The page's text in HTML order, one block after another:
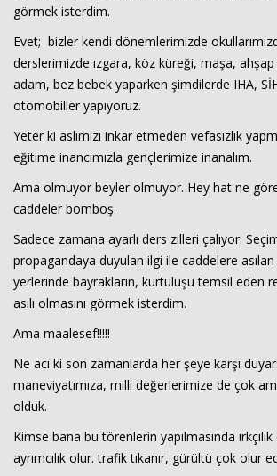
görmek isterdim.
Evet; bizler kendi dönemlerimizde
derslerimizde ızgara, köz küreği, maşa,
adam, bez bebek yaparken şimdilerde IHA,
otomobiller yapıyoruz.
Yeter ki aslımızı inkar etmeden vefasızlık
eğitime inancımızla gençlerimize inanalım.
Ama olmuyor beyler olmuyor. Hey hat ne
caddeler bomboş.
Sadece zamana ayarlı ders zilleri çalıyor.
propagandaya duyulan ilgi ile caddelere
yerlerinde bayrakların, kurtuluşu temsil eden
asılı olmasını görmek isterdim.
Ama maalesef!!!!!
Ne acı ki son zamanlarda her şeye karşı
maneviyatımıza, milli değerlerimize de çok
olduk.
Kimse bana bu törenlerin yapılmasında
ayrımcılık olur. trafik tıkanır, gürültü çok olur